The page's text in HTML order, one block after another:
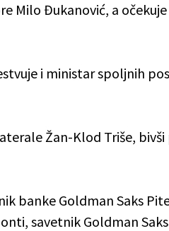
Milo Đukanović, a očekuje
i ministar spoljnih
Žan-Klod Triše,
banke Goldman Saks
savetnik Goldman